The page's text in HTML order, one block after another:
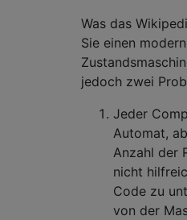
Was das
Sie einen
jedoch zwei
Jeder
Automat,
Anzahl der
nicht
Code zu
von der